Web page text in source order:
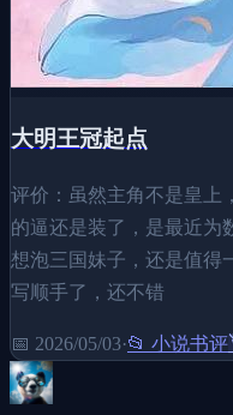
大明王冠起点
评价：虽然主角不是皇上
的逼还是装了，是最近为
想泡三国妹子，还是值得
写顺手了，还不错
📅 2026/05/03·📂 小说书评